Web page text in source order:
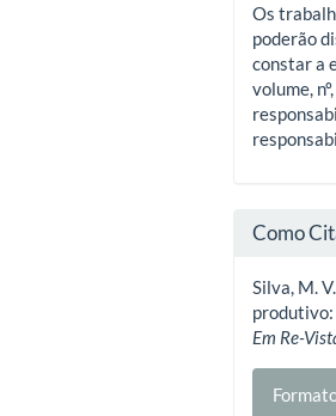
Os
poderão
constar a
volume,
Como
Silva, M.
produtivo:
Em Re-